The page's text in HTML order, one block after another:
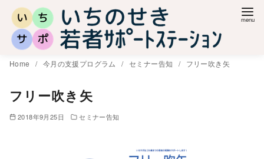
Home 今月の支援プログラム セミナー告知 フリー吹き矢
フリー吹き矢
2018年9月25日 セミナー告知